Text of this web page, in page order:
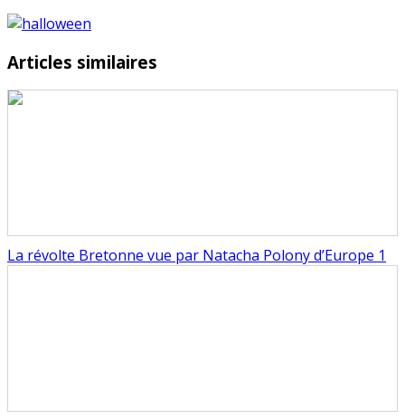
Articles similaires
La révolte Bretonne vue par Natacha Polony d’Europe 1